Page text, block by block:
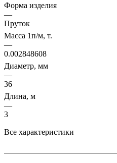
Форма изделия
—
Пруток
Масса 1п/м, т.
—
0.002848608
Диаметр, мм
—
36
Длина, м
—
3
Все характеристики